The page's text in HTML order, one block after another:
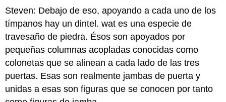
Steven: Debajo de eso, apoyando a cada uno de los
tímpanos hay un dintel. wat es una especie de
travesaño de piedra. Ésos son apoyados por
pequeñas columnas acopladas conocidas como
colonetas que se alinean a cada lado de las tres
puertas. Esas son realmente jambas de puerta y
unidas a esas son figuras que se conocen por tanto